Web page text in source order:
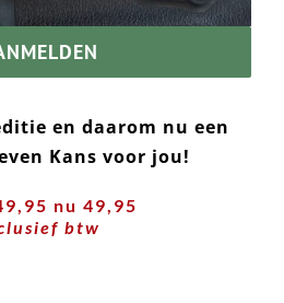
en daarom nu een
Kans voor jou!
nu 49,95
btw